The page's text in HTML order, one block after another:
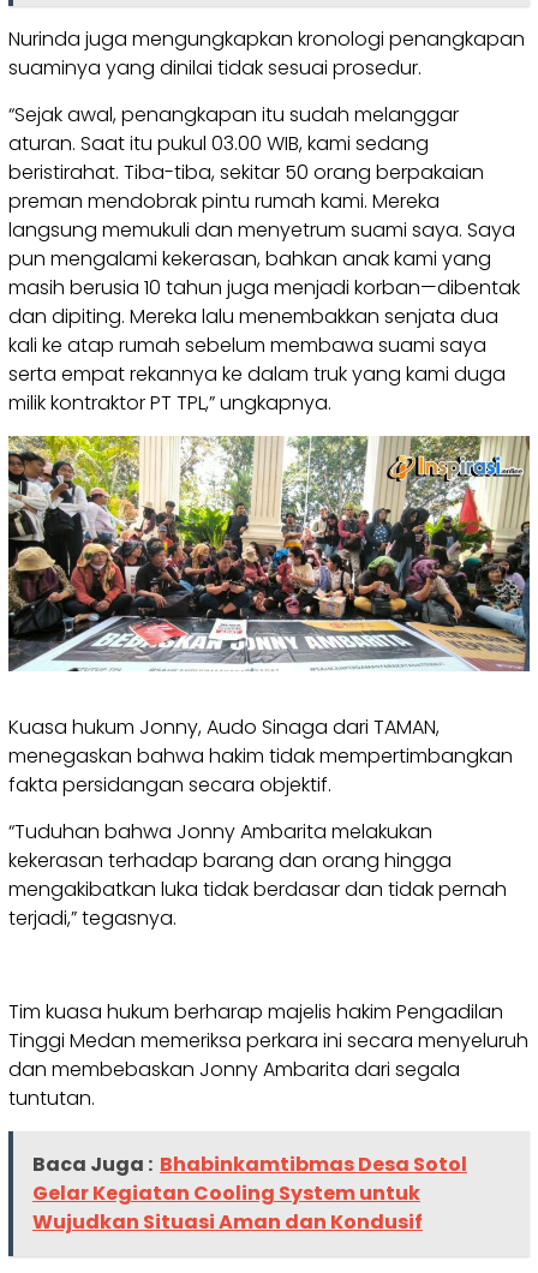
Nurinda juga mengungkapkan kronologi penangkapan
suaminya yang dinilai tidak sesuai prosedur.
“Sejak awal, penangkapan itu sudah melanggar
aturan. Saat itu pukul 03.00 WIB, kami sedang
beristirahat. Tiba-tiba, sekitar 50 orang berpakaian
preman mendobrak pintu rumah kami. Mereka
langsung memukuli dan menyetrum suami saya. Saya
pun mengalami kekerasan, bahkan anak kami yang
masih berusia 10 tahun juga menjadi korban—dibentak
dan dipiting. Mereka lalu menembakkan senjata dua
kali ke atap rumah sebelum membawa suami saya
serta empat rekannya ke dalam truk yang kami duga
milik kontraktor PT TPL,” ungkapnya.
Kuasa hukum Jonny, Audo Sinaga dari TAMAN,
menegaskan bahwa hakim tidak mempertimbangkan
fakta persidangan secara objektif.
“Tuduhan bahwa Jonny Ambarita melakukan
kekerasan terhadap barang dan orang hingga
mengakibatkan luka tidak berdasar dan tidak pernah
terjadi,” tegasnya.
Tim kuasa hukum berharap majelis hakim Pengadilan
Tinggi Medan memeriksa perkara ini secara menyeluruh
dan membebaskan Jonny Ambarita dari segala
tuntutan.
Baca Juga : Bhabinkamtibmas Desa Sotol
Gelar Kegiatan Cooling System untuk
Wujudkan Situasi Aman dan Kondusif